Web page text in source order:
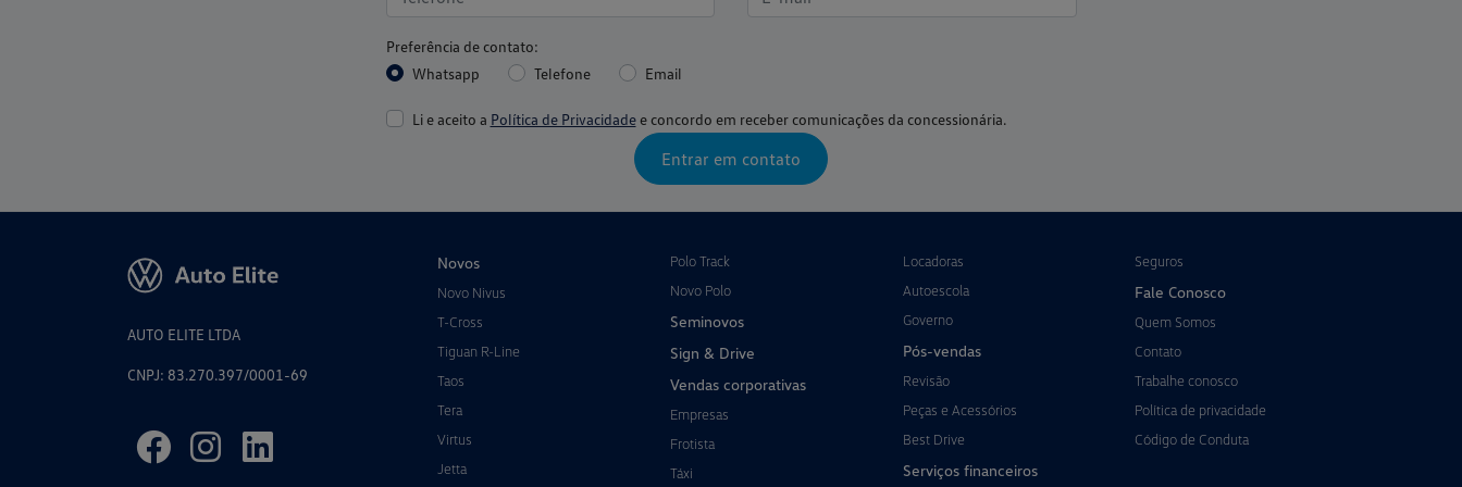
Preferência de contato:
Whatsapp
Telefone Email
Li e aceito a Política de Privacidadee concordo em receber comunicações da concessionária.
Entrar em contato
AUTO ELITE LTDA
CNPJ: 83.270.397/0001-69
Novos
Novo Nivus
T-Cross
Tiguan R-Line
Taos
Tera
Virtus
Jetta
Polo Track
Novo Polo
Seminovos
Sign & Drive
Vendas corporativas
Empresas
Frotista
Táxi
Locadoras
Autoescola
Governo
Pós-vendas
Revisão
Peças e Acessórios
Best Drive
Serviços financeiros
Seguros
Fale Conosco
Quem Somos
Contato
Trabalhe conosco
Política de privacidade
Código de Conduta